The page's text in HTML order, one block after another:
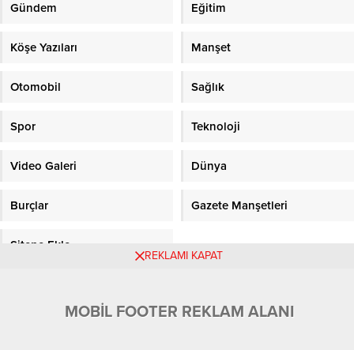
Gündem Eğitim
Köşe Yazıları Manşet
Otomobil Sağlık
Spor Teknoloji
Video Galeri Dünya
Burçlar Gazete Manşetleri
Sitene Ekle
REKLAMI KAPAT
MOBİL FOOTER REKLAM ALANI